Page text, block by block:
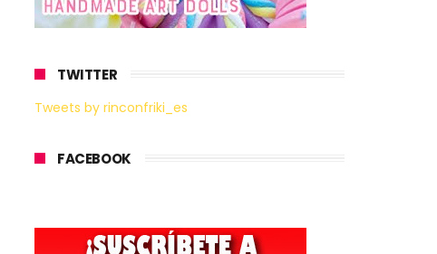
TWITTER
Tweets by rinconfriki_es
FACEBOOK